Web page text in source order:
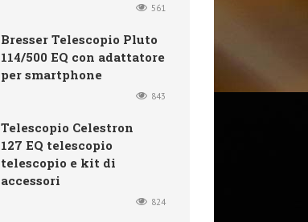
561
Bresser Telescopio Pluto
114/500 EQ con adattatore
per smartphone
843
Telescopio Celestron
127 EQ telescopio
telescopio e kit di
accessori
824